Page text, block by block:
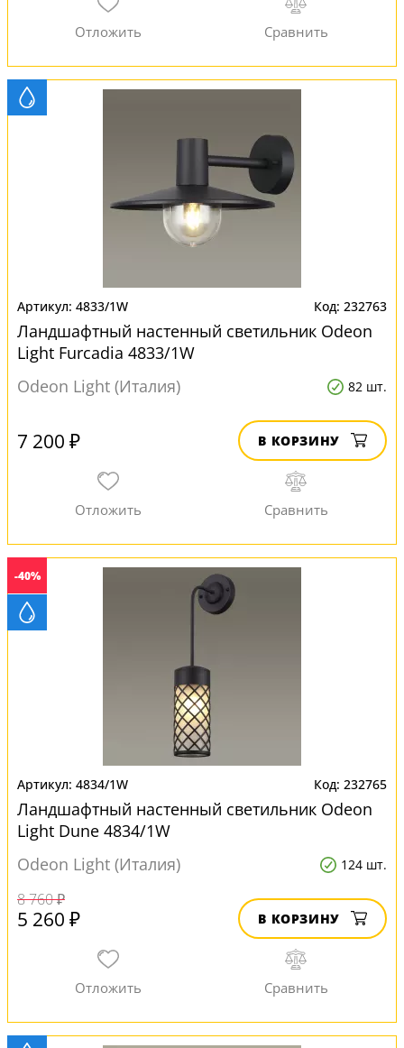
4833/1W 232763
Ландшафтный настенный светильник Odeon
Light Furcadia 4833/1W
Odeon Light (Италия)
82 шт.
7 200 ₽ В КОРЗИНУ
-40%
4834/1W 232765
Ландшафтный настенный светильник Odeon
Light Dune 4834/1W
Odeon Light (Италия)
124 шт.
8 760 ₽
5 260 ₽ В КОРЗИНУ